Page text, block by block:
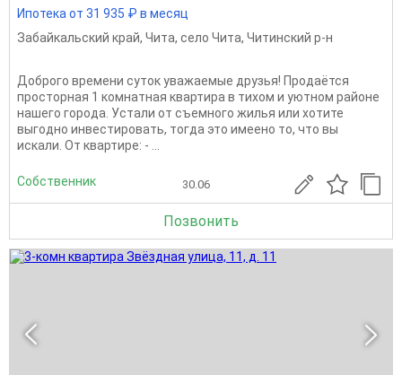
Ипотека от 31 935 ₽ в месяц
Забайкальский край, Чита, село Чита, Читинский р-н
Доброго времени суток уважаемые друзья! Продаётся
просторная 1 комнатная квартира в тихом и уютном районе
нашего города. Устали от съемного жилья или хотите
выгодно инвестировать, тогда это имеено то, что вы
искали. От квартире: - ...
Собственник 30.06
Позвонить